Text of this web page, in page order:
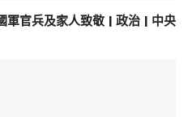
官兵及家人致敬 | 政治 | 中央